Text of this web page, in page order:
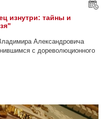
изнутри: тайны и
Александровича
с дореволюционного